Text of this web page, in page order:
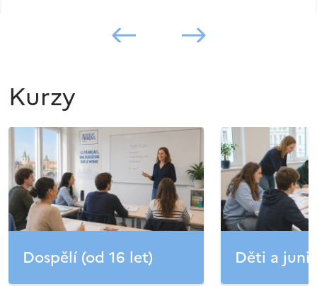
Kurzy
Dospělí (od 16 let) Děti a